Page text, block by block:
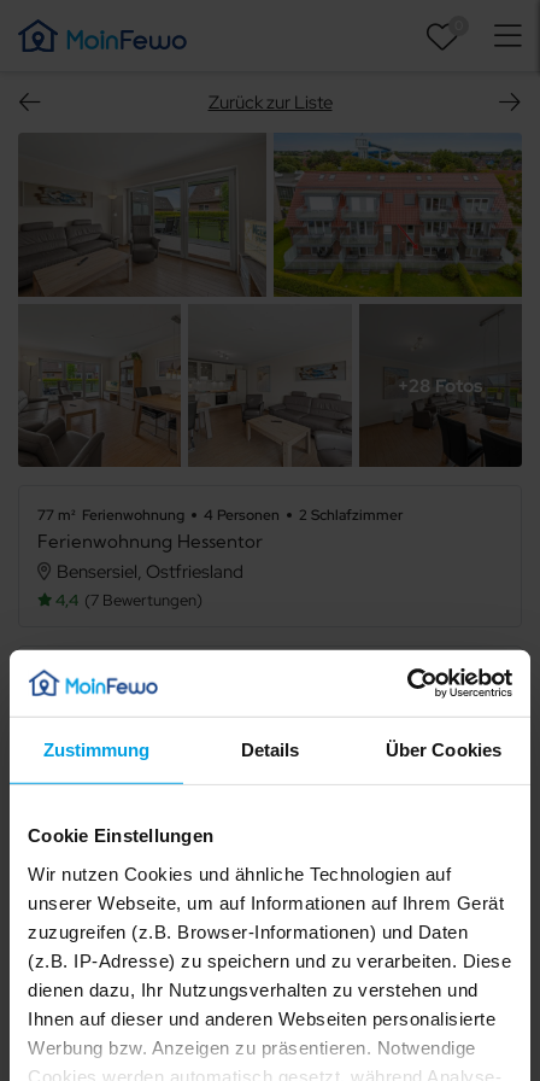
Zustimmung Details Über Cookies
Cookie Einstellungen
Wir nutzen Cookies und ähnliche Technologien auf
unserer Webseite, um auf Informationen auf Ihrem Gerät
zuzugreifen (z.B. Browser-Informationen) und Daten
(z.B. IP-Adresse) zu speichern und zu verarbeiten. Diese
dienen dazu, Ihr Nutzungsverhalten zu verstehen und
Ihnen auf dieser und anderen Webseiten personalisierte
Werbung bzw. Anzeigen zu präsentieren. Notwendige
Cookies werden automatisch gesetzt, während Analyse-
Zurück zur Liste
+28 Fotos
77 m² Ferienwohnung 4 Personen 2 Schlafzimmer
Ferienwohnung Hessentor
Bensersiel, Ostfriesland
4,4 7 Bewertungen
Mikrowelle
Gefriermöglichkeit Dusche
Waschmaschine Trockner
Haustiere nicht erlaubt Nichtraucher
Fahrradabstellraum Allergikerfreundlich
1/28
2/28